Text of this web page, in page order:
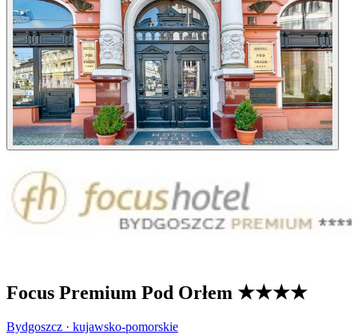
Focus Premium Pod Orłem ★★★★
Bydgoszcz · kujawsko-pomorskie